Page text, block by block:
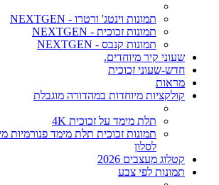
תמונות וינטג' ורטרו - NEXTGEN
תמונות זכוכית - NEXTGEN
תמונות קנבס - NEXTGEN
שעוני קיר מיוחדים.
חדש-שעוני זכוכית
מראות
קולקציות מיוחדות במהדורה מוגבלת
תלת מימד על זכוכית 4K
תמונות זכוכית תלת מימד פנורמיות
לסלון
קטלוג מעצבים 2026
תמונות לפי צבע